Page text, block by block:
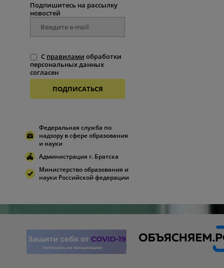
Подпишитесь на рассылку
новостей
С правилами обработки
персональных данных
согласен
ПОДПИСАТЬСЯ
Федеральная служба по
надзору в сфере образования
и науки
Администрация г. Братска
Министерство образования и
науки Российской федерации